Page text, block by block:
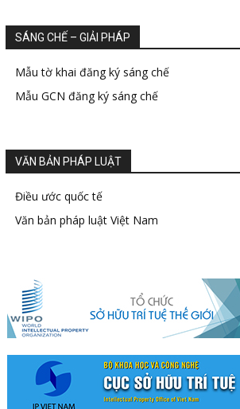
SÁNG CHẾ – GIẢI PHÁP
Mẫu tờ khai đăng ký sáng chế
Mẫu GCN đăng ký sáng chế
VĂN BẢN PHÁP LUẬT
Điều ước quốc tế
Văn bản pháp luật Việt Nam